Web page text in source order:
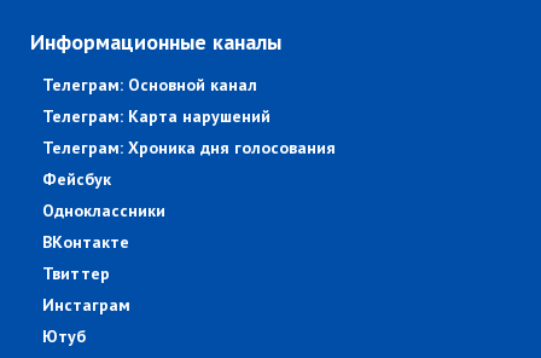
Информационные каналы
Телеграм: Основной канал
Телеграм: Карта нарушений
Телеграм: Хроника дня голосования
Фейсбук
Одноклассники
ВКонтакте
Твиттер
Инстаграм
Ютуб